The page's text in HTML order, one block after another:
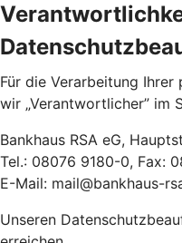
Für die Verarbeitung
wir „Verantwortlicher” im
Bankhaus RSA eG,
Tel.: 08076 9180-0, Fax:
E-Mail: mail@bankhaus-
Unseren